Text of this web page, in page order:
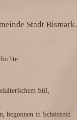
Stadt Bismark.
Stil,
begonnen in Schönfeld